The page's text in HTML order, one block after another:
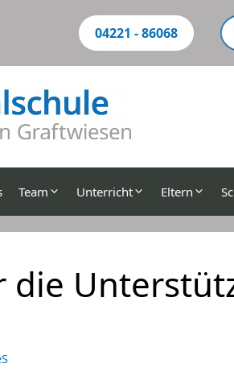
04221 - 86068
Team Unterricht Eltern
die